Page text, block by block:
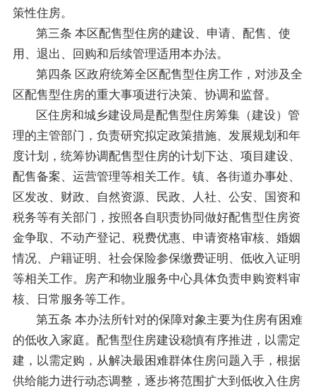
策性住房。
第三条 本区配售型住房的建设、申请、配售、使
用、退出、回购和后续管理适用本办法。
第四条 区政府统筹全区配售型住房工作，对涉及全
区配售型住房的重大事项进行决策、协调和监督。
区住房和城乡建设局是配售型住房筹集（建设）管
理的主管部门，负责研究拟定政策措施、发展规划和年
度计划，统筹协调配售型住房的计划下达、项目建设、
配售备案、运营管理等相关工作。镇、各街道办事处、
区发改、财政、自然资源、民政、人社、公安、国资和
税务等有关部门，按照各自职责协同做好配售型住房资
金争取、不动产登记、税费优惠、申请资格审核、婚姻
情况、户籍证明、社会保险参保缴费证明、低收入证明
等相关工作。房产和物业服务中心具体负责申购资料审
核、日常服务等工作。
第五条 本办法所针对的保障对象主要为住房有困难
的低收入家庭。配售型住房建设稳慎有序推进，以需定
建，以需定购，从解决最困难群体住房问题入手，根据
供给能力进行动态调整，逐步将范围扩大到低收入住房